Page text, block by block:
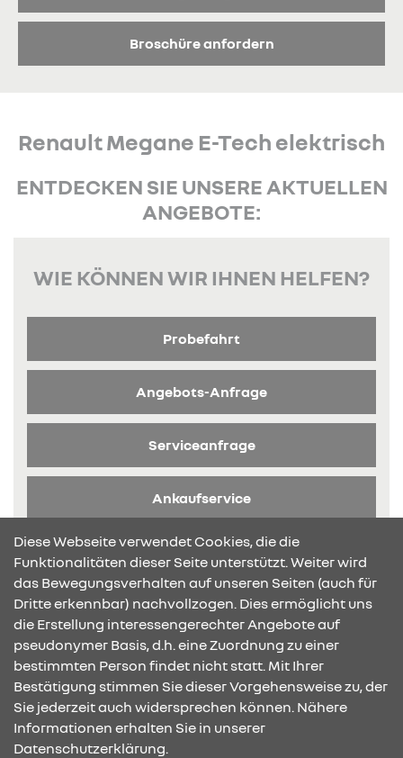
Broschüre anfordern
Renault Megane E-Tech elektrisch
ENTDECKEN SIE UNSERE AKTUELLEN
ANGEBOTE:
WIE KÖNNEN WIR IHNEN HELFEN?
Probefahrt
Angebots-Anfrage
Serviceanfrage
Ankaufservice
Broschüre anfragen
KONTAKT & ANFAHRT
Diese Webseite verwendet Cookies, die die
Funktionalitäten dieser Seite unterstützt. Weiter wird
das Bewegungsverhalten auf unseren Seiten (auch für
Dritte erkennbar) nachvollzogen. Dies ermöglicht uns
die Erstellung interessengerechter Angebote auf
pseudonymer Basis, d.h. eine Zuordnung zu einer
bestimmten Person findet nicht statt. Mit Ihrer
Bestätigung stimmen Sie dieser Vorgehensweise zu, der
Sie jederzeit auch widersprechen können. Nähere
Informationen erhalten Sie in unserer
Datenschutzerklärung.